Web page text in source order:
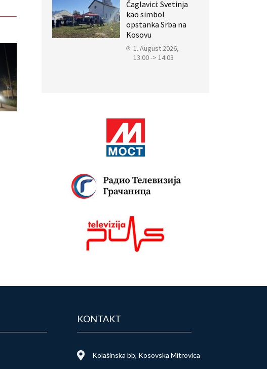
Čaglavici: Svetinja
kao simbol
opstanka Srba na
Kosovu
1. August 2026,
13:00 -> 14:03
KONTAKT
Kolašinska bb, Kosovska Mitrovica